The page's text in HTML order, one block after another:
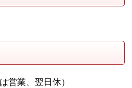
営業、翌日休）